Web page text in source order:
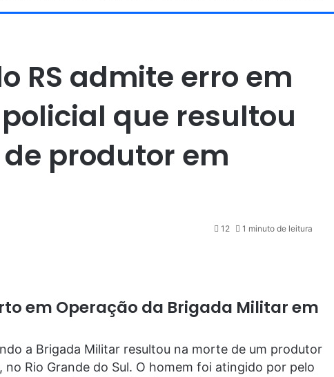
RS admite erro em
que resultou
produtor em
12 1 minuto de leitura
em Operação da Brigada Militar em
a Brigada Militar resultou na morte de um produtor
no Rio Grande do Sul. O homem foi atingido por pelo